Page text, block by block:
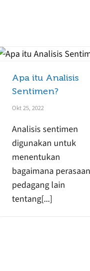
Apa itu Analisis
Sentimen?
Okt 25, 2022
Analisis sentimen
digunakan untuk
menentukan
bagaimana
pedagang lain
tentang[...]